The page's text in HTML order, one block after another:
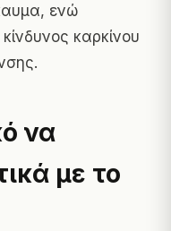
ενώ
καρκίνου
να
με το